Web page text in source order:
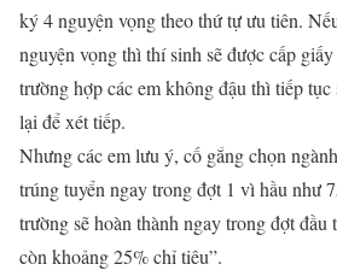
ký 4 nguyện vọng theo thứ tự ưu tiên.
nguyện vọng thì thí sinh sẽ được cấp
trường hợp các em không đậu thì tiếp
lại để xét tiếp.
Nhưng các em lưu ý, cố gắng chọn
trúng tuyển ngay trong đợt 1 vì hầu như
trường sẽ hoàn thành ngay trong đợt đầu
còn khoảng 25% chỉ tiêu”.